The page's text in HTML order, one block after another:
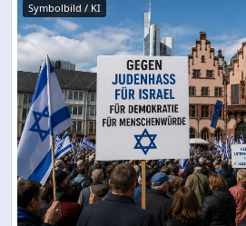
Symbolbild / KI